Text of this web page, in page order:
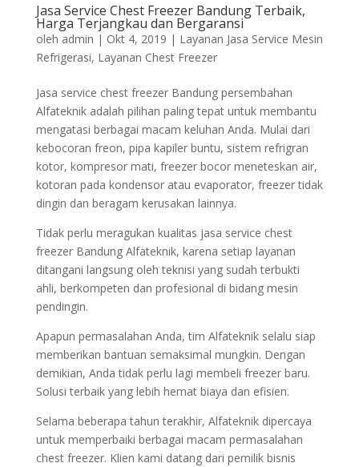
Jasa Service Chest Freezer Bandung Terbaik,
Harga Terjangkau dan Bergaransi
oleh admin | Okt 4, 2019 | Layanan Jasa Service Mesin
Refrigerasi, Layanan Chest Freezer
Jasa service chest freezer Bandung persembahan
Alfateknik adalah pilihan paling tepat untuk membantu
mengatasi berbagai macam keluhan Anda. Mulai dari
kebocoran freon, pipa kapiler buntu, sistem refrigran
kotor, kompresor mati, freezer bocor meneteskan air,
kotoran pada kondensor atau evaporator, freezer tidak
dingin dan beragam kerusakan lainnya.
Tidak perlu meragukan kualitas jasa service chest
freezer Bandung Alfateknik, karena setiap layanan
ditangani langsung oleh teknisi yang sudah terbukti
ahli, berkompeten dan profesional di bidang mesin
pendingin.
Apapun permasalahan Anda, tim Alfateknik selalu siap
memberikan bantuan semaksimal mungkin. Dengan
demikian, Anda tidak perlu lagi membeli freezer baru.
Solusi terbaik yang lebih hemat biaya dan efisien.
Selama beberapa tahun terakhir, Alfateknik dipercaya
untuk memperbaiki berbagai macam permasalahan
chest freezer. Klien kami datang dari pemilik bisnis